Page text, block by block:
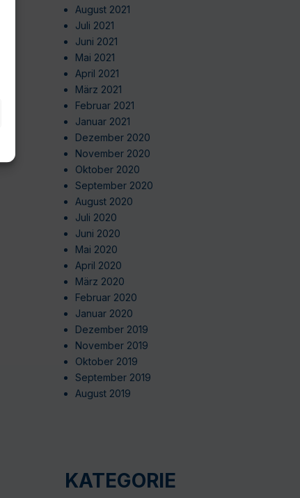
August 2021
Juli 2021
Juni 2021
Mai 2021
April 2021
März 2021
Februar 2021
Januar 2021
Dezember 2020
November 2020
Oktober 2020
September 2020
August 2020
Juli 2020
Juni 2020
Mai 2020
April 2020
März 2020
Februar 2020
Januar 2020
Dezember 2019
November 2019
Oktober 2019
September 2019
August 2019
KATEGORIE